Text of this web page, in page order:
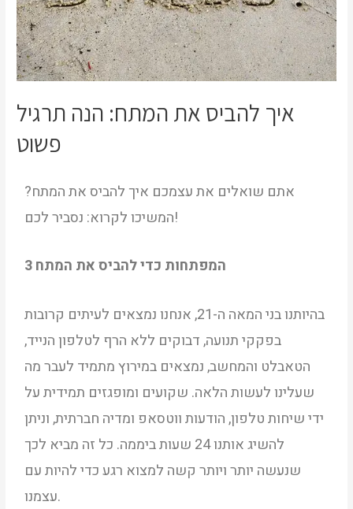
איך להביס את המתח: הנה תרגיל
פשוט
אתם שואלים את עצמכם איך להביס את המתח?
המשיכו לקרוא: נסביר לכם!
3 המפתחות כדי להביס את המתח
בהיותנו בני המאה ה-21, אנחנו נמצאים לעיתים קרובות
בפקקי תנועה, דבוקים ללא הרף לטלפון הנייד,
הטאבלט והמחשב, נמצאים במירוץ מתמיד לעבר מה
שעלינו לעשות הלאה. שקועים ומופגזים תמידית על
ידי שיחות טלפון, הודעות ווטסאפ ומדיה חברתית, וניתן
להשיג אותנו 24 שעות ביממה. כל זה מביא לכך
שנעשה יותר ויותר קשה למצוא רגע כדי להיות עם
עצמנו.